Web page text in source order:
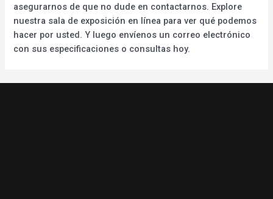
asegurarnos de que no dude en contactarnos. Explore
nuestra sala de exposición en línea para ver qué podemos
hacer por usted. Y luego envíenos un correo electrónico
con sus especificaciones o consultas hoy.